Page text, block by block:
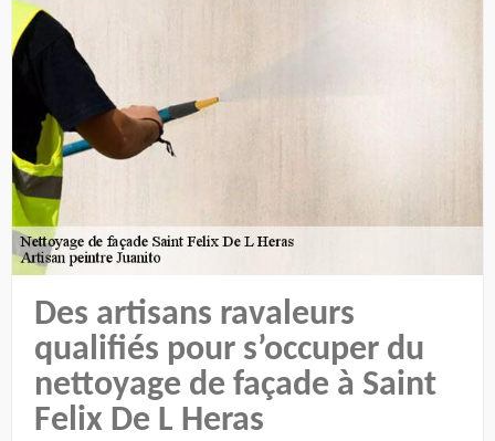
Des artisans ravaleurs
qualifiés pour s’occuper du
nettoyage de façade à Saint
Felix De L Heras